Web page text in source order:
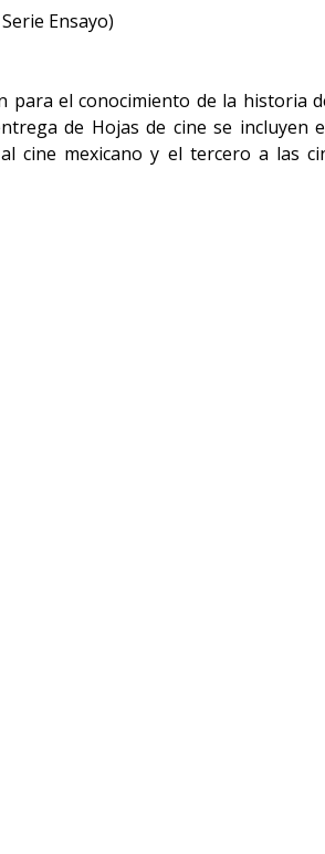
Ensayo)
el conocimiento de la historia
de Hojas de cine se incluyen
cine mexicano y el tercero a las